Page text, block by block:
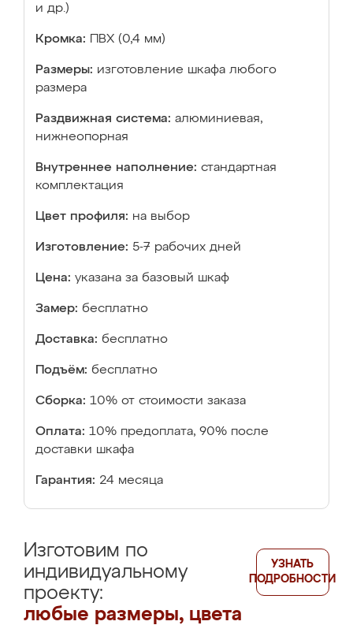
и др.)
Кромка: ПВХ (0,4 мм)
Размеры: изготовление шкафа любого
размера
Раздвижная система: алюминиевая,
нижнеопорная
Внутреннее наполнение: стандартная
комплектация
Цвет профиля: на выбор
Изготовление: 5-7 рабочих дней
Цена: указана за базовый шкаф
Замер: бесплатно
Доставка: бесплатно
Подъём: бесплатно
Сборка: 10% от стоимости заказа
Оплата: 10% предоплата, 90% после
доставки шкафа
Гарантия: 24 месяца
Изготовим по
индивидуальному
проекту:
любые размеры, цвета
УЗНАТЬ
ПОДРОБНОСТИ